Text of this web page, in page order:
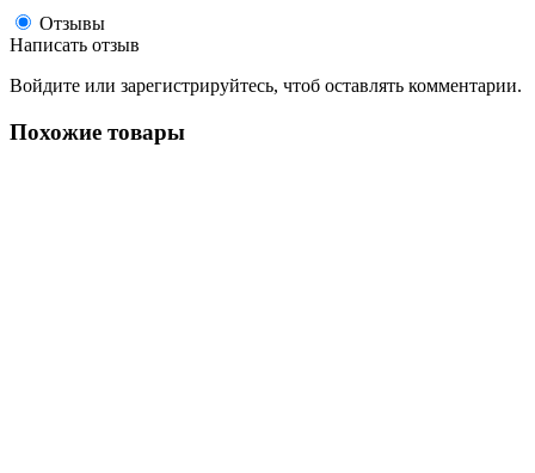
Отзывы
Написать отзыв
Войдите или зарегистрируйтесь, чтоб оставлять комментарии.
Похожие товары